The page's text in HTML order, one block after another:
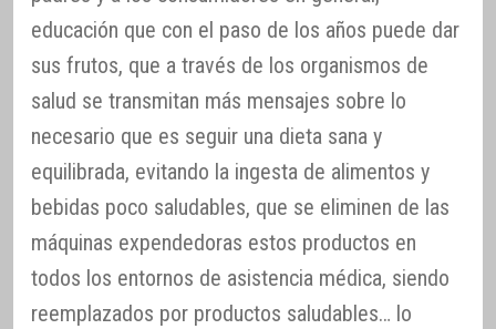
educación que con el paso de los años puede dar
sus frutos, que a través de los organismos de
salud se transmitan más mensajes sobre lo
necesario que es seguir una dieta sana y
equilibrada, evitando la ingesta de alimentos y
bebidas poco saludables, que se eliminen de las
máquinas expendedoras estos productos en
todos los entornos de asistencia médica, siendo
reemplazados por productos saludables… lo